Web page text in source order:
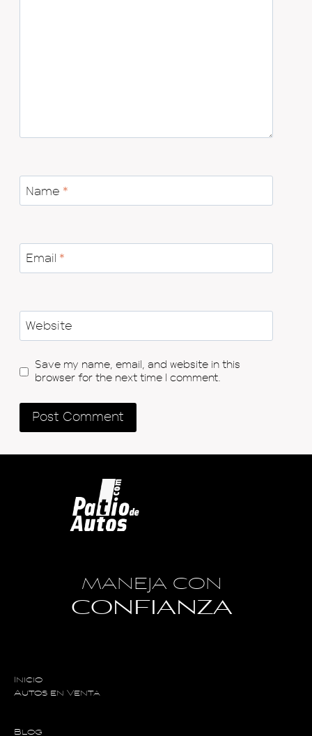
Name *
Email *
Website
Save my name, email, and website in this
browser for the next time I comment.
MANEJA CON
CONFIANZA
Inicio
Autos en Venta
Blog